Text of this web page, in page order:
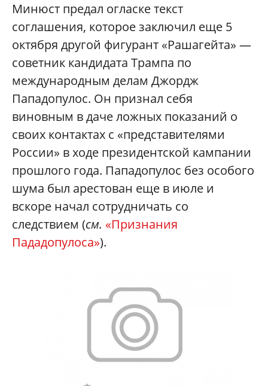
Минюст предал огласке текст
соглашения, которое заключил еще 5
октября другой фигурант «Рашагейта» —
советник кандидата Трампа по
международным делам Джордж
Пападопулос. Он признал себя
виновным в даче ложных показаний о
своих контактах с «представителями
России» в ходе президентской кампании
прошлого года. Пападопулос без особого
шума был арестован еще в июле и
вскоре начал сотрудничать со
следствием (см. «Признания
Пададопулоса»).